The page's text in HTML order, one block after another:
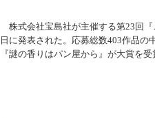
株式会社宝島社が主催する第23回『
日に発表された。応募総数403作品の
『謎の香りはパン屋から』が大賞を受